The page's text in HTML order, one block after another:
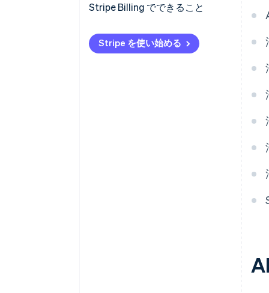
コスト構造
買い手
製品の成熟度
Stripe Billing でできること
Stripe を使い始める